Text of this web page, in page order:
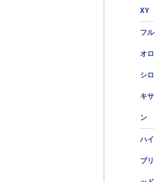
XY
フル
オロ
シロ
キサ
ン
ハイ
ブリ